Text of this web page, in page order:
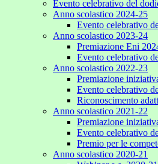
Evento celebrativo del
Anno scolastico 2024-25
Evento celebrativo
Anno scolastico 2023-24
Premiazione Eni
Evento celebrativo
Anno scolastico 2022-23
Premiazione
Evento celebrativo
Riconoscimento
Anno scolastico 2021-22
Premiazione
Evento celebrativo
Premio per le
Anno scolastico 2020-21